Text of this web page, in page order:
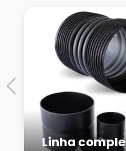
Previous
Linha